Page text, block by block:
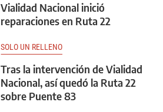
Vialidad Nacional inició
reparaciones en Ruta 22
SOLO UN RELLENO
Tras la intervención de Vialidad
Nacional, así quedó la Ruta 22
sobre Puente 83